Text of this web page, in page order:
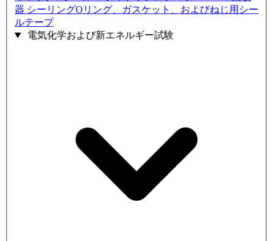
器 シーリングOリング、ガスケット、およびねじ用シー
ルテープ
電気化学および新エネルギー試験